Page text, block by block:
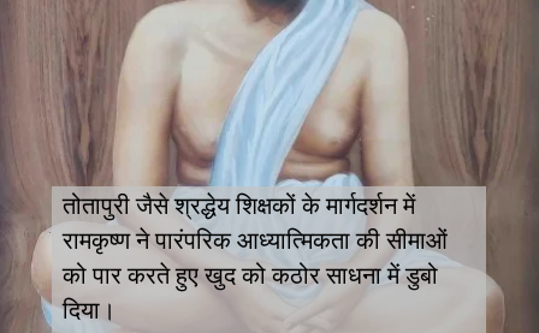
तोतापुरी जैसे श्रद्धेय शिक्षकों के मार्गदर्शन में
रामकृष्ण ने पारंपरिक आध्यात्मिकता की सीमाओं
को पार करते हुए खुद को कठोर साधना में डुबो
दिया।